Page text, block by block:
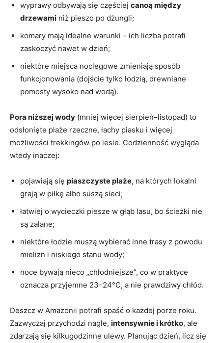
wyprawy odbywają się częściej canoą między
drzewami niż pieszo po dżungli;
komary mają idealne warunki – ich liczba potrafi
zaskoczyć nawet w dzień;
niektóre miejsca noclegowe zmieniają sposób
funkcjonowania (dojście tylko łodzią, drewniane
pomosty wysoko nad wodą).
Pora niższej wody (mniej więcej sierpień–listopad) to
odsłonięte plaże rzeczne, łachy piasku i więcej
możliwości trekkingów po lesie. Codzienność wygląda
wtedy inaczej:
pojawiają się piaszczyste plaże, na których lokalni
grają w piłkę albo suszą sieci;
łatwiej o wycieczki piesze w głąb lasu, bo ścieżki nie
są zalane;
niektóre łodzie muszą wybierać inne trasy z powodu
mielizn i niskiego stanu wody;
noce bywają nieco „chłodniejsze”, co w praktyce
oznacza przyjemne 23–24°C, a nie prawdziwy chłód.
Deszcz w Amazonii potrafi spaść o każdej porze roku.
Zazwyczaj przychodzi nagle, intensywnie i krótko, ale
zdarzają się kilkugodzinne ulewy. Planując dzień, licz się